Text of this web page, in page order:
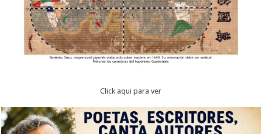
Click aqui para ver